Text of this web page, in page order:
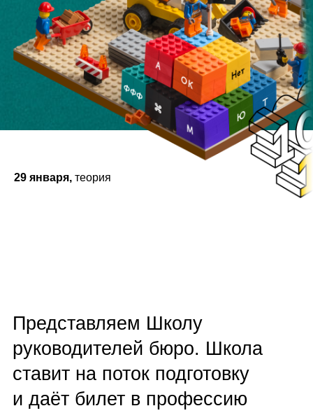
29 января, теория
Представляем Школу
руководителей бюро. Школа
cтавит на поток подготовку
и даёт билет в профессию